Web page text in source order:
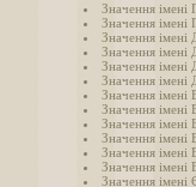
Значення імені
Значення імені
Значення імені
Значення імені
Значення імені
Значення імені
Значення імені
Значення імені
Значення імені
Значення імені
Значення імені
Значення імені
Значення імені